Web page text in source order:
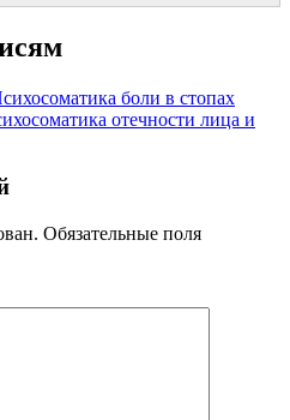
боли в стопах
отечности лица и
Обязательные поля